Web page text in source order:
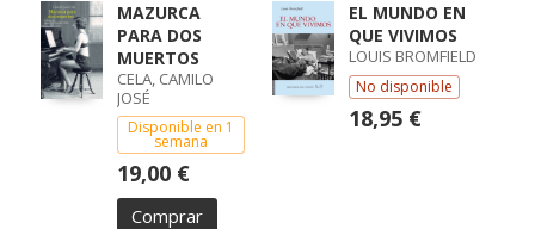
MAZURCA
PARA DOS
MUERTOS
CELA, CAMILO
JOSÉ
Disponible en 1
semana
19,00 €
Comprar
EL MUNDO EN
QUE VIVIMOS
LOUIS BROMFIELD
No disponible
18,95 €